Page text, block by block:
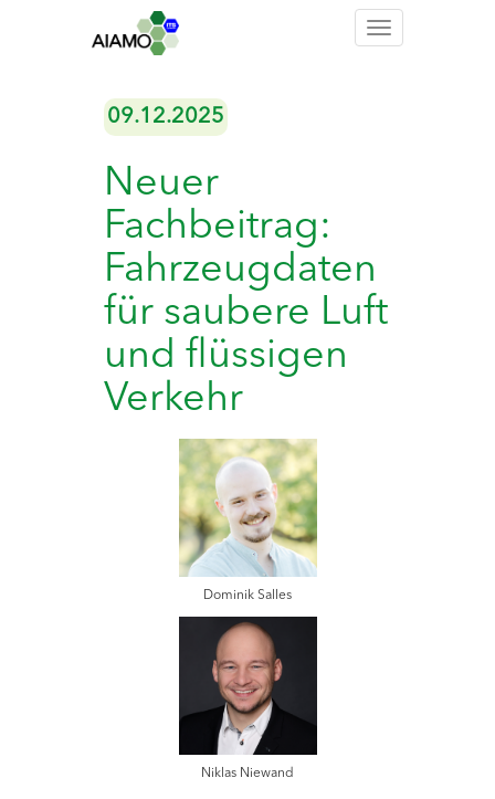
Toggle
09.12.2025
Neuer
Fachbeitrag:
Fahrzeugdaten
für saubere Luft
und flüssigen
Verkehr
Dominik Salles
Niklas Niewand